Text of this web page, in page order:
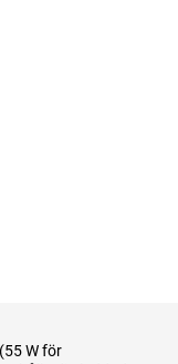
här telefonen en
får saker närmare från
för alla normala bilder
färger,
en selfiekamera med
uppdateringsfrekvens
ser därför väldigt bra ut
W för